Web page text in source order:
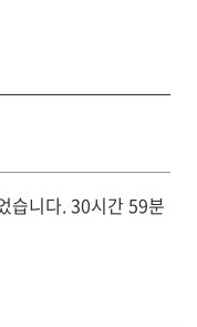
습니다. 30시간 59분